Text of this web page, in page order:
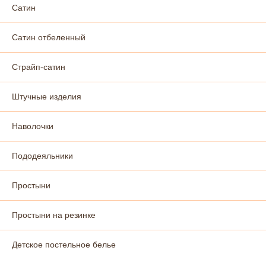
Сатин
Сатин отбеленный
Страйп-сатин
Штучные изделия
Наволочки
Пододеяльники
Простыни
Простыни на резинке
Детское постельное белье